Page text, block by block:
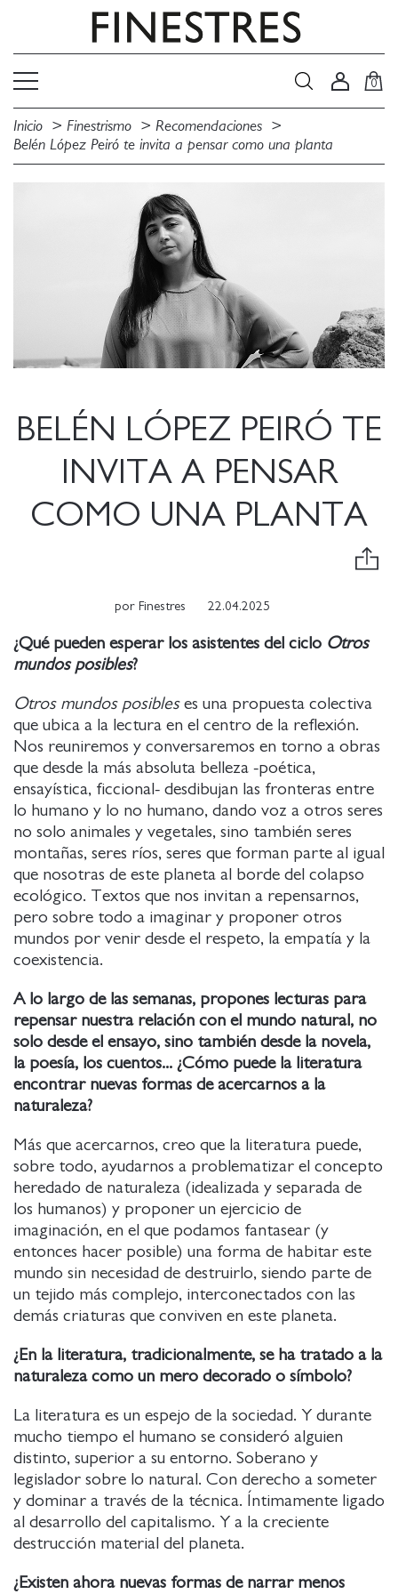
0
Inicio Finestrismo
Recomendaciones
Belén López Peiró te invita a pensar como una planta
BELÉN LÓPEZ PEIRÓ TE
INVITA A PENSAR
COMO UNA PLANTA
por Finestres 22.04.2025
¿Qué pueden esperar los asistentes del ciclo Otros
mundos posibles?
Otros mundos posibleses una propuesta colectiva
que ubica a la lectura en el centro de la reflexión.
Nos reuniremos y conversaremos en torno a obras
que desde la más absoluta belleza -poética,
ensayística, ficcional- desdibujan las fronteras entre
lo humano y lo no humano, dando voz a otros seres
no solo animales y vegetales, sino también seres
montañas, seres ríos, seres que forman parte al igual
que nosotras de este planeta al borde del colapso
ecológico. Textos que nos invitan a repensarnos,
pero sobre todo a imaginar y proponer otros
mundos por venir desde el respeto, la empatía y la
coexistencia.
A lo largo de las semanas, propones lecturas para
repensar nuestra relación con el mundo natural, no
solo desde el ensayo, sino también desde la novela,
la poesía, los cuentos... ¿Cómo puede la literatura
encontrar nuevas formas de acercarnos a la
naturaleza?
Más que acercarnos, creo que la literatura puede,
sobre todo, ayudarnos a problematizar el concepto
heredado de naturaleza (idealizada y separada de
los humanos) y proponer un ejercicio de
imaginación, en el que podamos fantasear (y
entonces hacer posible) una forma de habitar este
mundo sin necesidad de destruirlo, siendo parte de
un tejido más complejo, interconectados con las
demás criaturas que conviven en este planeta.
¿En la literatura, tradicionalmente, se ha tratado a la
naturaleza como un mero decorado o símbolo?
La literatura es un espejo de la sociedad. Y durante
mucho tiempo el humano se consideró alguien
distinto, superior a su entorno. Soberano y
legislador sobre lo natural. Con derecho a someter
y dominar a través de la técnica. Íntimamente ligado
al desarrollo del capitalismo. Y a la creciente
destrucción material del planeta.
¿Existen ahora nuevas formas de narrar menos